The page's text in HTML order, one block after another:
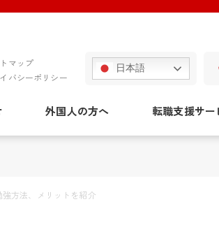
マップ
バシーポリシー
日本語
外国人の方へ 転職支援サ
方法、メリットを紹介